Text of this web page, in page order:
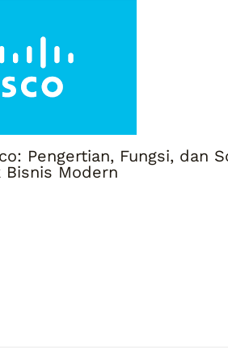
Pengertian, Fungsi, dan
Modern